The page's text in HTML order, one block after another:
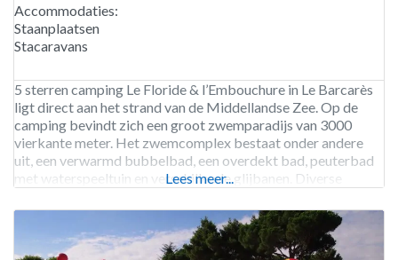
Accommodaties:
Staanplaatsen
Stacaravans
5 sterren camping Le Floride & l’Embouchure in Le Barcarès
ligt direct aan het strand van de Middellandse Zee. Op de
camping bevindt zich een groot zwemparadijs van 3000
vierkante meter. Het zwemcomplex bestaat onder andere
uit, een verwarmd bubbelbad, een overdekt bad, peuterbad
met waterspeeltuin en verschillende glijbanen. Diverse
Lees meer...